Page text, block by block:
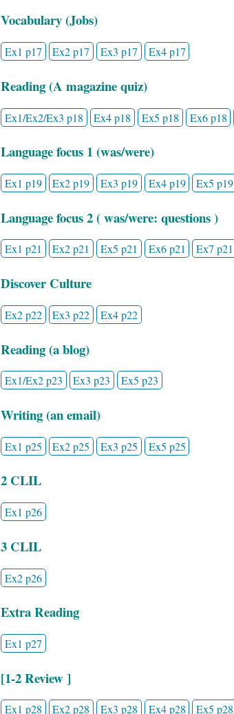
Vocabulary (Jobs)
Ex1 p17 Ex2 p17 Ex3 p17 Ex4 p17
Reading (A magazine quiz)
Ex1/Ex2/Ex3 p18 Ex4 p18 Ex5 p18 Ex6 p18
Language focus 1 (was/were)
Ex1 p19 Ex2 p19 Ex3 p19 Ex4 p19 Ex5 p19
Language focus 2 ( was/were: questions )
Ex1 p21 Ex2 p21 Ex5 p21 Ex6 p21 Ex7 p21
Discover Culture
Ex2 p22 Ex3 p22 Ex4 p22
Reading (a blog)
Ex1/Ex2 p23 Ex3 p23 Ex5 p23
Writing (an email)
Ex1 p25 Ex2 p25 Ex3 p25 Ex5 p25
2 CLIL
Ex1 p26
3 CLIL
Ex2 p26
Extra Reading
Ex1 p27
[1-2 Review ]
Ex1 p28 Ex2 p28 Ex3 p28 Ex4 p28 Ex5 p28